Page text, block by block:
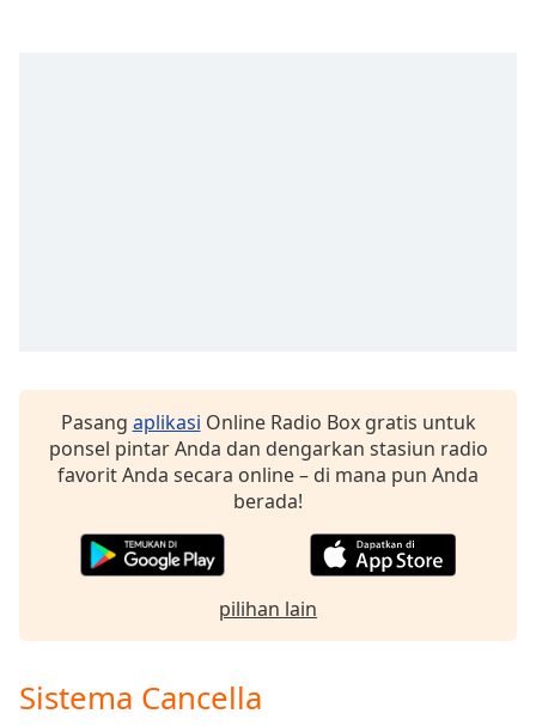
Pasang aplikasi Online Radio Box gratis untuk
ponsel pintar Anda dan dengarkan stasiun radio
favorit Anda secara online – di mana pun Anda
berada!
pilihan lain
Sistema Cancella